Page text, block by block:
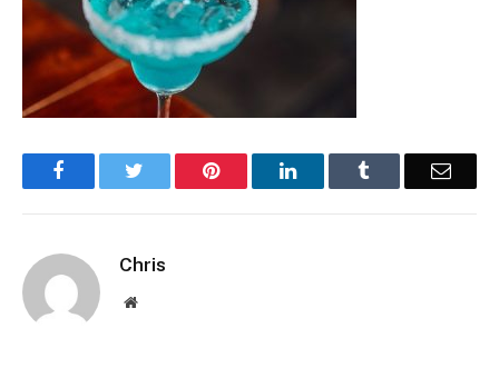
Facebook Pinterest LinkedIn Email
Chris
Website